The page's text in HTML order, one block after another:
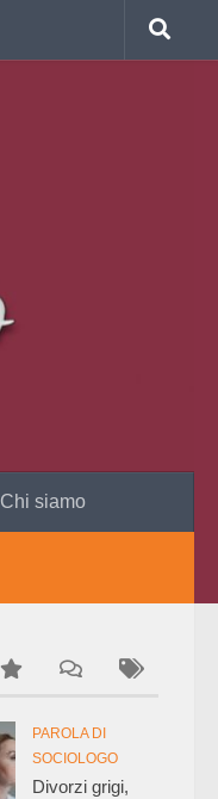
Chi siamo
PAROLA DI
SOCIOLOGO
Divorzi grigi,